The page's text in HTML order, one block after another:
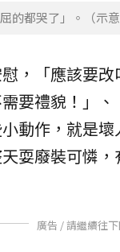
的都哭了」。（示
，「應該要
要禮貌！」
動作，就是
耍廢裝可憐
廣告 / 請繼續往